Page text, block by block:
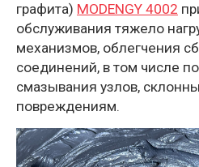
графита) MODENGY 4002
обслуживания тяжело
механизмов, облегчения
соединений, в том числе
смазывания узлов,
повреждениям.